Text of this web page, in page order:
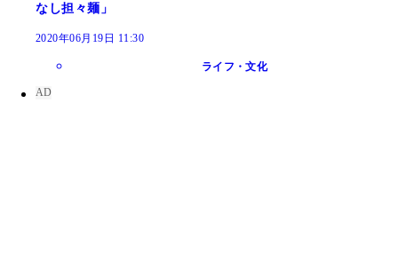
なし担々麺」
2020年06月19日 11:30
ライフ・文化